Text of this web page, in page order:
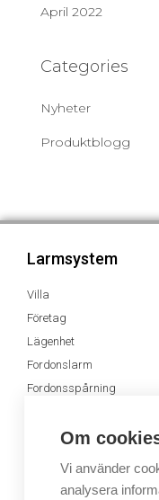
April 2022
Categories
Nyheter
Produktblogg
Larmsystem
Villa
Företag
Lägenhet
Fordonslarm
Fordonsspårning
Dimsystem
Om
Vi använder
analysera